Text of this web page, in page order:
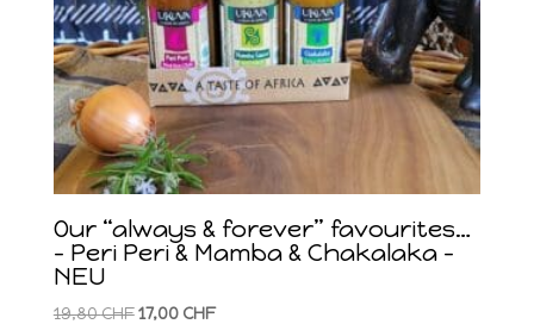
Our “always & forever” favourites…
– Peri Peri & Mamba & Chakalaka –
NEU
19,80CHFUrsprünglicher
17,00 CHFAktueller